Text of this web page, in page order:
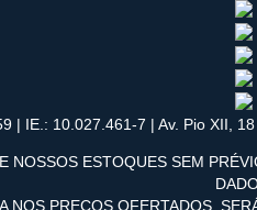
| IE.: 10.027.461-7 | Av. Pio XII,
NOSSOS ESTOQUES SEM
NOS PREÇOS OFERTADOS,